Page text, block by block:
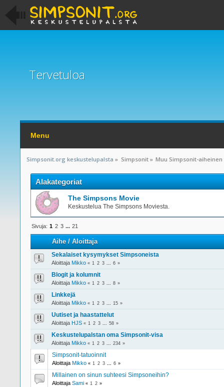
Tervetuloa
Menu
Simpsonit.org keskustelupalsta » Simpsonit» Muu Simpsonit-aiheinen
Alakategoriat
The Simpsons Movie
Keskustelua The Simpsons Moviesta.
Sivuja: 1 2 3 ... 21
Aihe/Aloittaja
Sekalaiset kysymykset Simpsoneista
Aloittaja Mikko « 1 2 3 ... 6 »
Blogit ja kolumnit
Aloittaja Mikko « 1 2 3 ... 8 »
Linkkejä
Aloittaja Mikko « 1 2 3 ... 15 »
Uutiset ja haastattelut
Aloittaja HJS « 1 2 3 ... 58 »
Keskustelupalstan oma Simpsonit-visa
Aloittaja Mikko « 1 2 3 ... 234 »
Simpsonit-tatuoinnit
Aloittaja Mikko « 1 2 3 ... 6 »
Millainen on sinun suhteesi Simpsoneihin?
Aloittaja Sami « 1 2 »